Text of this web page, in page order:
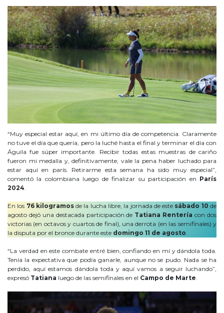
“Muy especial estar aquí, en mi último día de competencia. Claramente
no tuve el día que quería, pero la luché hasta el final y terminar el día con
Águila fue súper importante. Recibir todas estas muestras de cariño
fueron mi medalla y, definitivamente, vale la pena haber luchado para
estar aquí en parís. Retirarme esta semana ha sido muy especial”,
comentó la colombiana luego de finalizar su participación en París
2024.
En los 76 kilogramosde la lucha libre, la jornada de este sábado 10 de
agosto dejó una destacada participación de Tatiana Rentería con dos
victorias (en octavos y cuartos de final), una derrota (en las semifinales) y
la disputa por el bronce durante este domingo 11 de agosto.
“La verdad en este combate entré bien, confiando en mí y dándola toda.
Tenía la expectativa que podía ganarle, aunque no se pudo. Nada se ha
perdido, aquí estamos dándola toda y aquí vamos a seguir luchando”,
expresó Tatiana luego de las semifinales en el Campo de Marte.